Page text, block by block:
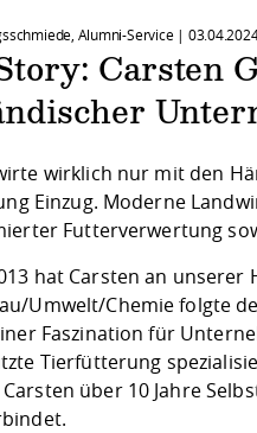
Alumni-Service |
Carsten
wirklich nur mit den
Einzug. Moderne
Futterverwertung
hat Carsten an
Umwelt/Chemie folgte
Faszination für
Tierfütterung
über 10 Jahre